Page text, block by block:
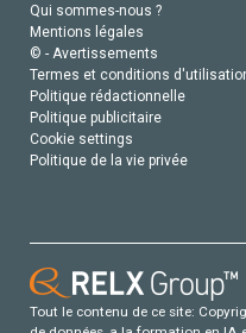
Qui sommes-nous ?
Mentions légales
© - Avertissements
Termes et conditions
Politique rédactionnelle
Politique publicitaire
Cookie settings
Politique de la vie privée
Tout le contenu de ce site: